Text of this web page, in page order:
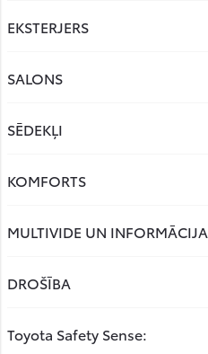
EKSTERJERS
SALONS
SĒDEKĻI
KOMFORTS
MULTIVIDE UN INFORMĀCIJA
DROŠĪBA
Toyota Safety Sense: